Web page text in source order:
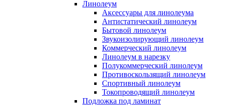
Линолеум
Аксессуары для линолеума
Антистатический линолеум
Бытовой линолеум
Звукоизолирующий линолеум
Коммерческий линолеум
Линолеум в нарезку
Полукоммерческий линолеум
Противоскользящий линолеум
Спортивный линолеум
Токопроводящий линолеум
Подложка под ламинат